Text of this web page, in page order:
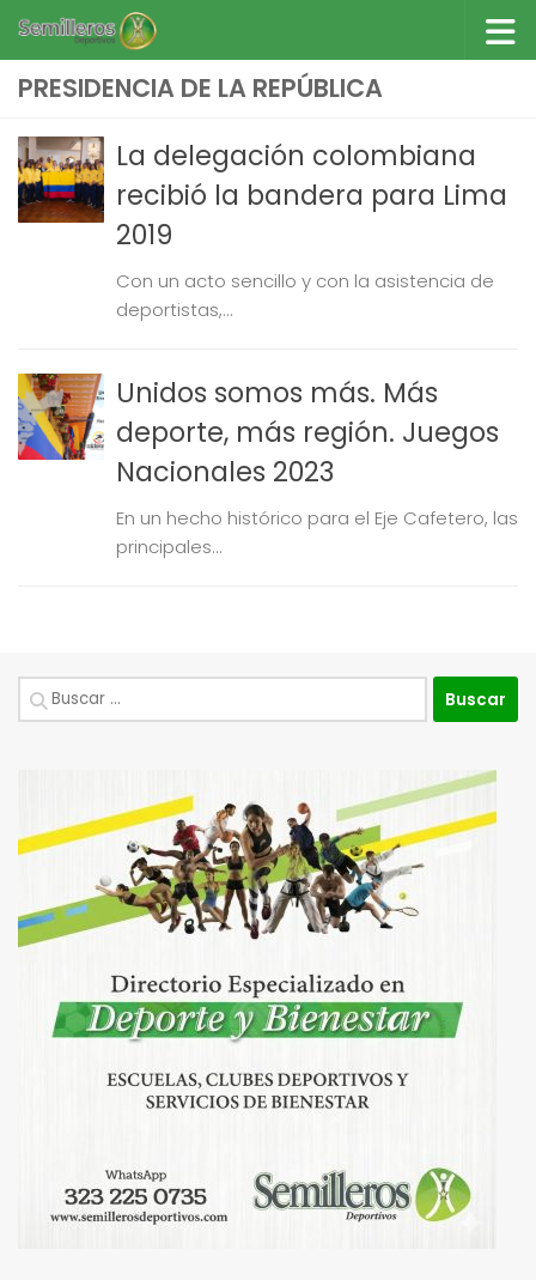
Saltar al contenido
PRESIDENCIA DE LA REPÚBLICA
La delegación colombiana
recibió la bandera para Lima
2019
Con un acto sencillo y con la asistencia de
deportistas,...
Unidos somos más. Más
deporte, más región. Juegos
Nacionales 2023
En un hecho histórico para el Eje Cafetero, las
principales...
Buscar: